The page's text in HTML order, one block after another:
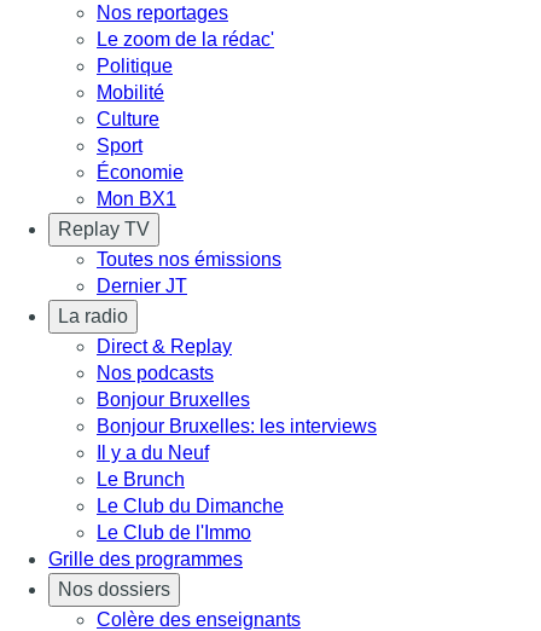
Nos reportages
Le zoom de la rédac'
Politique
Mobilité
Culture
Sport
Économie
Mon BX1
Replay TV
Toutes nos émissions
Dernier JT
La radio
Direct & Replay
Nos podcasts
Bonjour Bruxelles
Bonjour Bruxelles: les interviews
Il y a du Neuf
Le Brunch
Le Club du Dimanche
Le Club de l'Immo
Grille des programmes
Nos dossiers
Colère des enseignants